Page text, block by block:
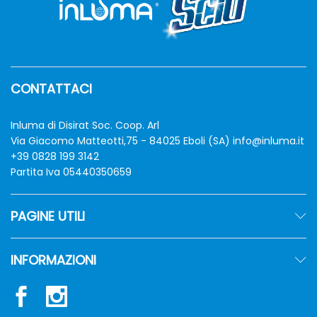
CONTATTACI
Inluma di Disirat Soc. Coop. Arl
Via Giacomo Matteotti,75 - 84025 Eboli (SA) info@inluma.it
+39 0828 199 3142
Partita Iva 05440350659
PAGINE UTILI
INFORMAZIONI